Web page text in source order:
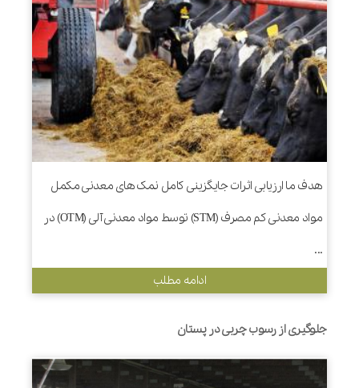
هدف ما ارزیابی اثرات جایگزینی کامل نمک های معدنی مکمل
مواد معدنی کم مصرف (STM) توسط مواد معدنی آلی (OTM) در
...
ادامه مطلب
جلوگیری از رسوب چربی در پستان